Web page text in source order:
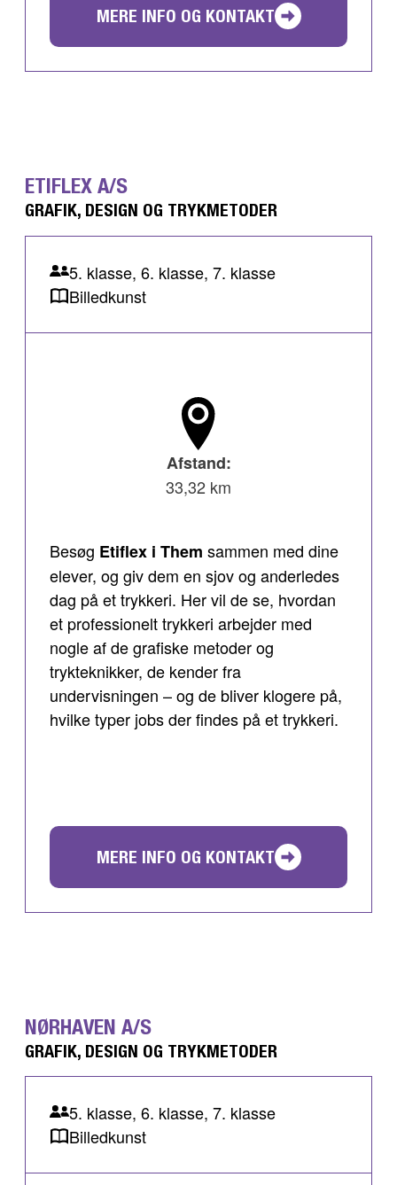
MERE INFO OG KONTAKT
ETIFLEX A/S
GRAFIK, DESIGN OG TRYKMETODER
5. klasse, 6. klasse, 7. klasse
Billedkunst
Afstand:
33,32 km
Besøg Etiflex i Them sammen med dine
elever, og giv dem en sjov og anderledes
dag på et trykkeri. Her vil de se, hvordan
et professionelt trykkeri arbejder med
nogle af de grafiske metoder og
trykteknikker, de kender fra
undervisningen – og de bliver klogere på,
hvilke typer jobs der findes på et trykkeri.
MERE INFO OG KONTAKT
NØRHAVEN A/S
GRAFIK, DESIGN OG TRYKMETODER
5. klasse, 6. klasse, 7. klasse
Billedkunst